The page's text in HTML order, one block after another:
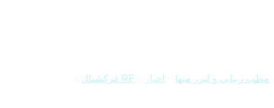
مطب زیبایی و لیزر میها اخبار RF فرکشنال